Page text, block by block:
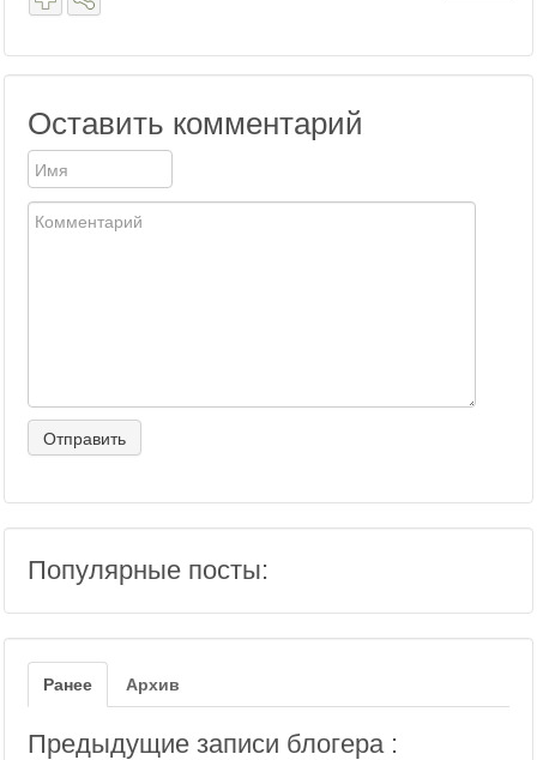
Оставить комментарий
Популярные посты:
Ранее Архив
Предыдущие записи блогера :